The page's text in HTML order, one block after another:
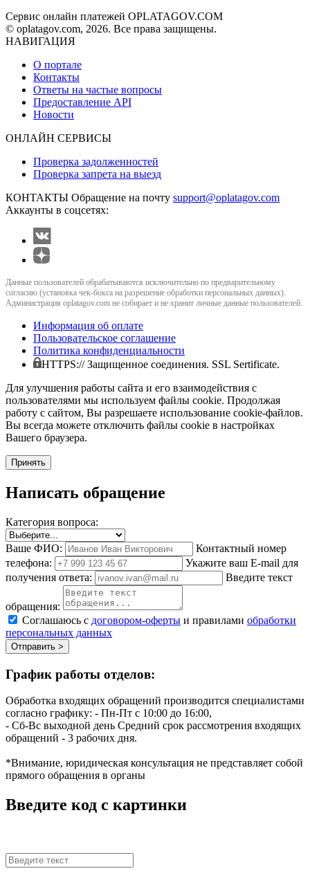
Сервис онлайн платежей OPLATAGOV.COM
© oplatagov.com, 2026. Все права защищены.
НАВИГАЦИЯ
О портале
Контакты
Ответы на частые вопросы
Предоставление API
Новости
ОНЛАЙН СЕРВИСЫ
Проверка задолженностей
Проверка запрета на выезд
КОНТАКТЫ Обращение на почту support@oplatagov.com
Аккаунты в соцсетях:
Данные пользователей обрабатываются исключительно по предварительному
согласию (установка чек-бокса на разрешение обработки персональных данных).
Администрация oplatagov.com не собирает и не хранит личные данные пользователей.
Информация об оплате
Пользовательское соглашение
Политика конфиденциальности
HTTPS:// Защищенное соединения. SSL Sertificate.
Для улучшения работы сайта и его взаимодействия с
пользователями мы используем файлы cookie. Продолжая
работу с сайтом, Вы разрешаете использование cookie-файлов.
Вы всегда можете отключить файлы cookie в настройках
Вашего браузера.
Принять
Написать обращение
Категория вопроса:
Ваше ФИО:
Контактный номер
телефона:
Укажите ваш E-mail для
получения ответа:
Введите текст
обращения:
Соглашаюсь с договором-оферты и правилами обработки
персональных данных
Отправить >
График работы отделов:
Обработка входящих обращений производится специалистами
согласно графику: - Пн-Пт с 10:00 до 16:00,
- Сб-Вс выходной день Средний срок рассмотрения входящих
обращений - 3 рабочих дня.
*Внимание, юридическая консультация не представляет собой
прямого обращения в органы
Введите код с картинки